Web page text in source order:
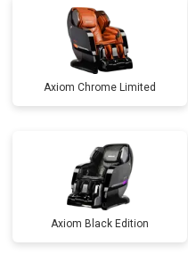
Axiom Chrome Limited
Axiom Black Edition